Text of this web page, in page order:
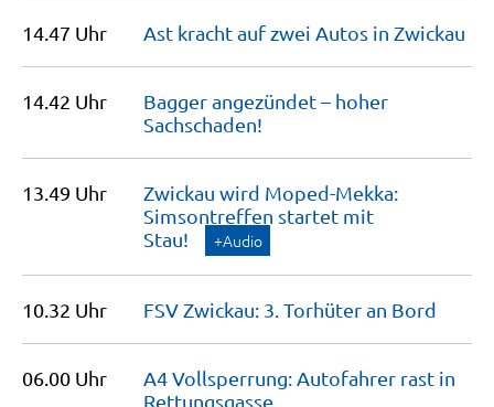
14.47 Uhr Ast kracht auf zwei Autos in Zwickau
14.42 Uhr
Bagger angezündet – hoher
Sachschaden!
13.49 Uhr
Zwickau wird Moped-Mekka:
Simsontreffen startet mit
Stau!
+Audio
10.32 Uhr FSV Zwickau: 3. Torhüter an Bord
06.00 Uhr
A4 Vollsperrung: Autofahrer rast in
Rettungsgasse